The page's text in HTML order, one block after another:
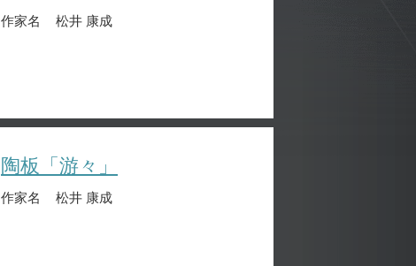
作家名 松井 康成
陶板「游々」
作家名 松井 康成